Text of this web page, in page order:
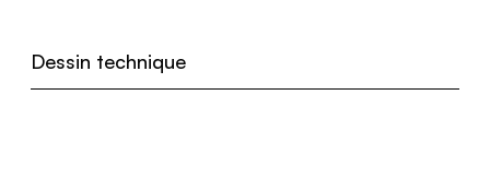
Dessin technique